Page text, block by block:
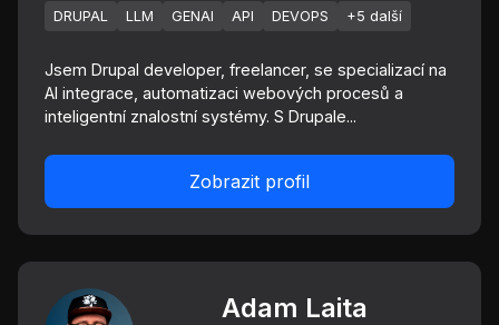
DRUPAL LLM GENAI API DEVOPS +5 další
Jsem Drupal developer, freelancer, se specializací na
AI integrace, automatizaci webových procesů a
inteligentní znalostní systémy. S Drupale...
Zobrazit profil
Adam Laita